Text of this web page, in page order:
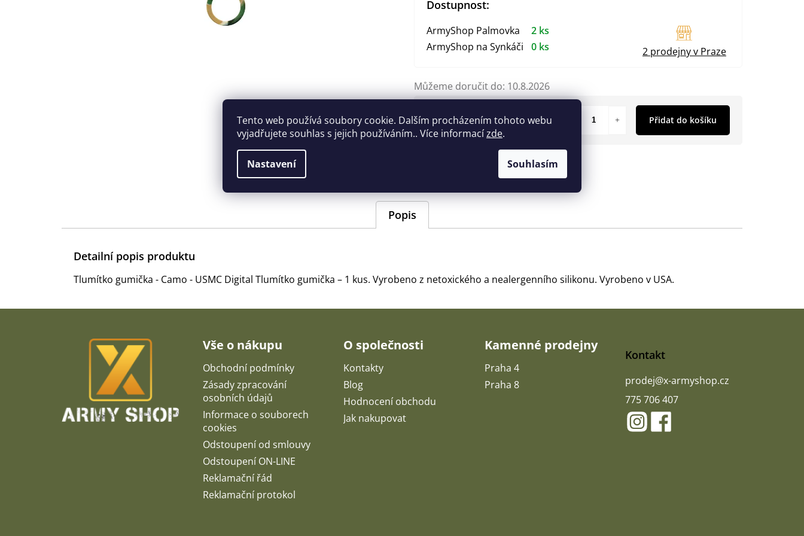
Tento web používá soubory cookie. Dalším procházením tohoto webu
vyjadřujete souhlas s jejich používáním.. Více informacízde.
Nastavení Souhlasím
Můžeme doručit do: 10.8.2026
Hlídat
30 Kč
Měrná
Přidat do košíku
Dostupnost:
ArmyShop Palmovka
2 ks
ArmyShop na Synkáči
0 ks 2 prodejny v Praze
Popis
Detailní popis produktu
Tlumítko gumička - Camo - USMC Digital Tlumítko gumička – 1 kus. Vyrobeno z netoxického a nealergenního silikonu. Vyrobeno v USA.
Z
Vše o nákupu
Obchodní podmínky
Zásady zpracování
osobních údajů
Informace o souborech
cookies
Odstoupení od smlouvy
Odstoupení ON-LINE
Reklamační řád
Reklamační protokol
O společnosti
Kontakty
Blog
Hodnocení obchodu
Jak nakupovat
Kamenné prodejny
Praha 4
Praha 8
Kontakt
prodej@x-armyshop.cz
775 706 407